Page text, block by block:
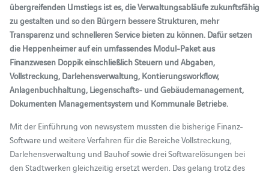
übergreifenden Umstiegs ist es, die Verwaltungsabläufe zukunftsfähig
zu gestalten und so den Bürgern bessere Strukturen, mehr
Transparenz und schnelleren Service bieten zu können. Dafür setzen
die Heppenheimer auf ein umfassendes Modul-Paket aus
Finanzwesen Doppik einschließlich Steuern und Abgaben,
Vollstreckung, Darlehensverwaltung, Kontierungsworkflow,
Anlagenbuchhaltung, Liegenschafts- und Gebäudemanagement,
Dokumenten Managementsystem und Kommunale Betriebe.
Mit der Einführung von newsystem mussten die bisherige Finanz-
Software und weitere Verfahren für die Bereiche Vollstreckung,
Darlehensverwaltung und Bauhof sowie drei Softwarelösungen bei
den Stadtwerken gleichzeitig ersetzt werden. Das gelang trotz des